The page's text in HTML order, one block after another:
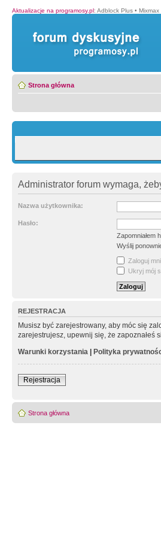
Aktualizacje na programosy.pl: Adblock Plus • Mixmax
Strona główna
Administrator forum wymaga,
Nazwa użytkownika:
Hasło:
Zapomniałem
Wyślij
Zaloguj
Ukryj mój
REJESTRACJA
Musisz być zarejestrowany, aby móc się
zarejestrujesz, upewnij się, że zapoznałeś
Warunki korzystania | Polityka
Rejestracja
Strona główna